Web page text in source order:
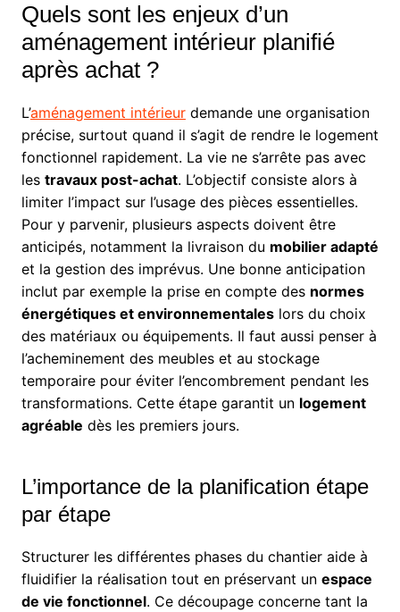
Quels sont les enjeux d’un
aménagement intérieur planifié
après achat ?
L’aménagement intérieurdemande une organisation
précise, surtout quand il s’agit de rendre le logement
fonctionnel rapidement. La vie ne s’arrête pas avec
les travaux post-achat. L’objectif consiste alors à
limiter l’impact sur l’usage des pièces essentielles.
Pour y parvenir, plusieurs aspects doivent être
anticipés, notamment la livraison du mobilier adapté
et la gestion des imprévus. Une bonne anticipation
inclut par exemple la prise en compte des normes
énergétiques et environnementaleslors du choix
des matériaux ou équipements. Il faut aussi penser à
l’acheminement des meubles et au stockage
temporaire pour éviter l’encombrement pendant les
transformations. Cette étape garantit un logement
agréable dès les premiers jours.
L’importance de la planification étape
par étape
Structurer les différentes phases du chantier aide à
fluidifier la réalisation tout en préservant un espace
de vie fonctionnel. Ce découpage concerne tant la